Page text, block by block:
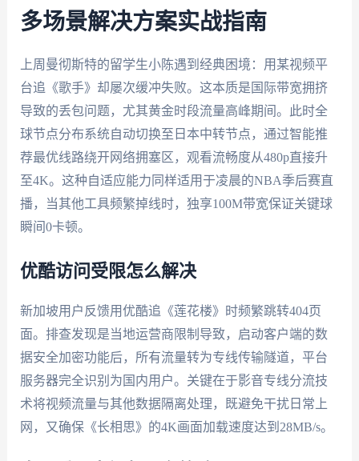
多场景解决方案实战指南
上周曼彻斯特的留学生小陈遇到经典困境：用某视频平
台追《歌手》却屡次缓冲失败。这本质是国际带宽拥挤
导致的丢包问题，尤其黄金时段流量高峰期间。此时全
球节点分布系统自动切换至日本中转节点，通过智能推
荐最优线路绕开网络拥塞区，观看流畅度从480p直接升
至4K。这种自适应能力同样适用于凌晨的NBA季后赛直
播，当其他工具频繁掉线时，独享100M带宽保证关键球
瞬间0卡顿。
优酷访问受限怎么解决
新加坡用户反馈用优酷追《莲花楼》时频繁跳转404页
面。排查发现是当地运营商限制导致，启动客户端的数
据安全加密功能后，所有流量转为专线传输隧道，平台
服务器完全识别为国内用户。关键在于影音专线分流技
术将视频流量与其他数据隔离处理，既避免干扰日常上
网，又确保《长相思》的4K画面加载速度达到28MB/s。